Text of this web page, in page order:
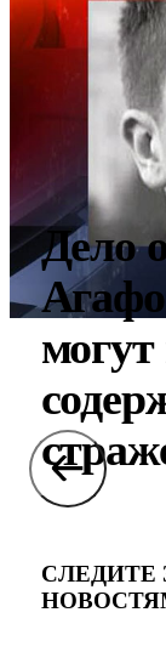
Дело
СЛЕДИТЕ